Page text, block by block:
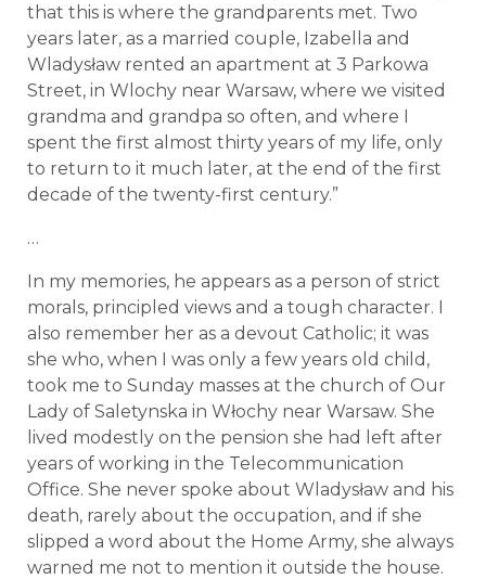
that this is where the grandparents met. Two
years later, as a married couple, Izabella and
Wladysław rented an apartment at 3 Parkowa
Street, in Wlochy near Warsaw, where we visited
grandma and grandpa so often, and where I
spent the first almost thirty years of my life, only
to return to it much later, at the end of the first
decade of the twenty-first century.”
…
In my memories, he appears as a person of strict
morals, principled views and a tough character. I
also remember her as a devout Catholic; it was
she who, when I was only a few years old child,
took me to Sunday masses at the church of Our
Lady of Saletynska in Włochy near Warsaw. She
lived modestly on the pension she had left after
years of working in the Telecommunication
Office. She never spoke about Wladysław and his
death, rarely about the occupation, and if she
slipped a word about the Home Army, she always
warned me not to mention it outside the house.